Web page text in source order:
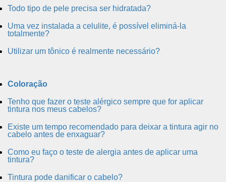
Todo tipo de pele precisa ser hidratada?
Uma vez instalada a celulite, é possível eliminá-la
totalmente?
Utilizar um tônico é realmente necessário?
Coloração
Tenho que fazer o teste alérgico sempre que for aplicar
tintura nos meus cabelos?
Existe um tempo recomendado para deixar a tintura agir no
cabelo antes de enxaguar?
Como eu faço o teste de alergia antes de aplicar uma
tintura?
Tintura pode danificar o cabelo?